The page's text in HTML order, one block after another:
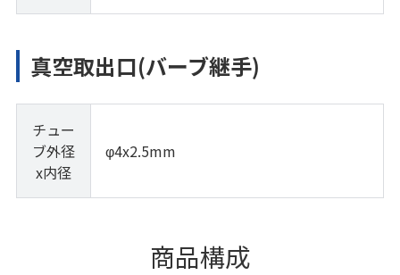
真空取出口(バーブ継手)
チュー
ブ外径
x内径
φ4x2.5mm
商品構成